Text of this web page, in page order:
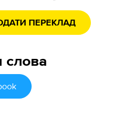
ПЕРЕКЛАД
слова